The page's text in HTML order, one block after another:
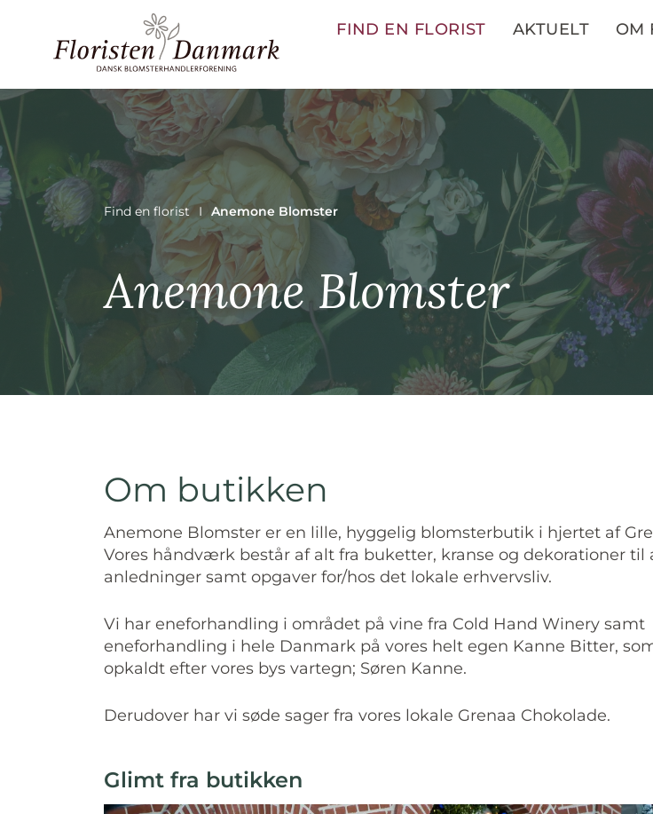
FIND EN FLORIST AKTUELT OM
Find en florist Anemone Blomster
Anemone Blomster
Om butikken
Anemone Blomster er en lille, hyggelig blomsterbutik i hjertet af
Vores håndværk består af alt fra buketter, kranse og dekorationer til
anledninger samt opgaver for/hos det lokale erhvervsliv.
Vi har eneforhandling i området på vine fra Cold Hand Winery samt
eneforhandling i hele Danmark på vores helt egen Kanne Bitter,
opkaldt efter vores bys vartegn; Søren Kanne.
Derudover har vi søde sager fra vores lokale Grenaa Chokolade.
Glimt fra butikken